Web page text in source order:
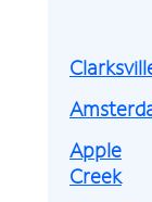
Apple
Creek